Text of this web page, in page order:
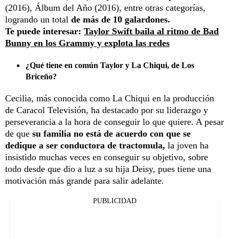
(2016), Álbum del Año (2016), entre otras categorías,
logrando un total de más de 10 galardones.
Te puede interesar: Taylor Swift baila al ritmo de Bad
Bunny en los Grammy y explota las redes
¿Qué tiene en común Taylor y La Chiqui, de Los
Briceño?
Cecilia, más conocida como La Chiqui en la producción
de Caracol Televisión, ha destacado por su liderazgo y
perseverancia a la hora de conseguir lo que quiere. A pesar
de que su familia no está de acuerdo con que se
dedique a ser conductora de tractomula, la joven ha
insistido muchas veces en conseguir su objetivo, sobre
todo desde que dio a luz a su hija Deisy, pues tiene una
motivación más grande para salir adelante.
PUBLICIDAD